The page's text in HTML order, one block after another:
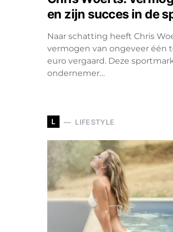
en zijn succes in de
Naar schatting heeft Chris
vermogen van ongeveer één
euro vergaard. Deze
ondernemer…
L LIFESTYLE